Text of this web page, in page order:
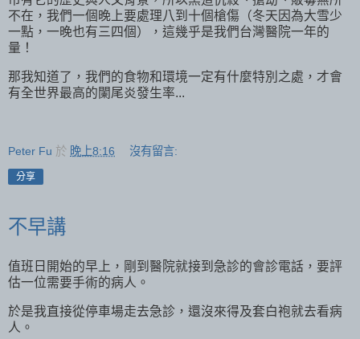
不在，我們一個晚上要處理八到十個槍傷（冬天因為大雪少
一點，一晚也有三四個），這幾乎是我們台灣醫院一年的
量！
那我知道了，我們的食物和環境一定有什麼特別之處，才會
有全世界最高的闌尾炎發生率...
Peter Fu 於 晚上8:16 沒有留言:
分享
不早講
值班日開始的早上，剛到醫院就接到急診的會診電話，要評
估一位需要手術的病人。
於是我直接從停車場走去急診，還沒來得及套白袍就去看病
人。